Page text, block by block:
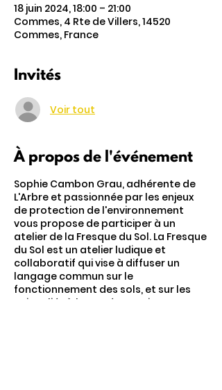
18 juin 2024, 18:00 – 21:00
Commes, 4 Rte de Villers, 14520
Commes, France
Invités
Voir tout
À propos de l'événement
Sophie Cambon Grau, adhérente de
L'Arbre et passionnée par les enjeux
de protection de l'environnement
vous propose de participer à un
atelier de la Fresque du Sol. La Fresque
du Sol est un atelier ludique et
collaboratif qui vise à diffuser un
langage commun sur le
fonctionnement des sols, et sur les
enjeux liés à leur préservation. Au